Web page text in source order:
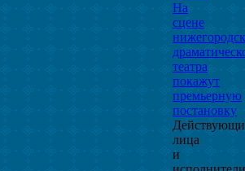
На
сцене
театра
покажут
премьерную
постановку
лица
и